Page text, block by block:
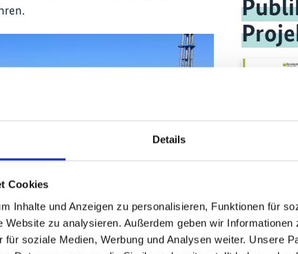
Details
Cookies
Inhalte und Anzeigen zu personalisieren, Funktionen für
Website zu analysieren. Außerdem geben wir Informationen
für soziale Medien, Werbung und Analysen weiter. Unsere